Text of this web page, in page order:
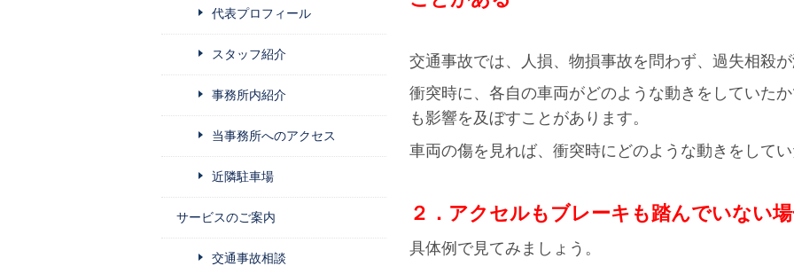
交通事故では、人損、物損事故を問わず、過失相殺
衝突時に、各自の車両がどのような動きをしていた
も影響を及ぼすことがあります。
車両の傷を見れば、衝突時にどのような動きをして
２．アクセルもブレーキも踏んでいない
具体例で見てみましょう。
代表プロフィール
スタッフ紹介
事務所内紹介
当事務所へのアクセス
近隣駐車場
サービスのご案内
交通事故相談